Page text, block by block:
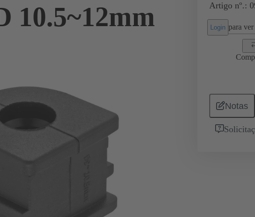
10.5~12mm
Artigo nº.:
Login para
Notas